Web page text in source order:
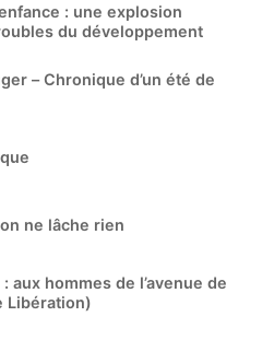
: une explosion
du développement
– Chronique d’un été de
ne lâche rien
aux hommes de l’avenue de
Libération)